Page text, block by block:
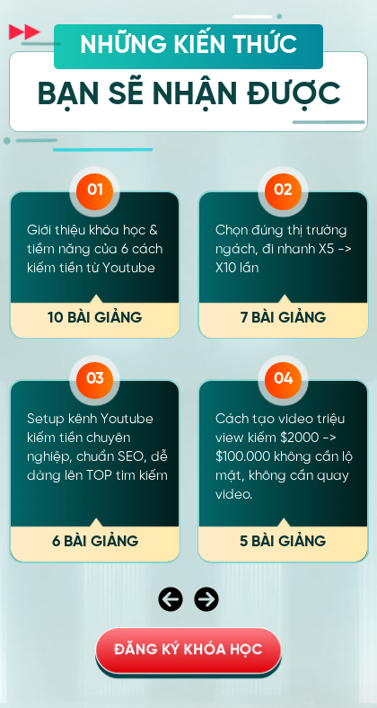
NHỮNG KIẾN THỨC
BẠN SẼ NHẬN ĐƯỢC
05
Làm chủ youtube, thấu
hiểu và điều khiển 6
nguồn traffic khổng lồ
6 BÀI GIẢNG
06
12 chiến lược triệu view,
x10 - x20 lần tốc độ
thông thường
13 BÀI GIẢNG
07
Công thức - lựa chọn
quan trọng hơn sự nỗ
lực & Sự khác biệt bứt
phá của 5% người xuất
7 BÀI GIẢNG
08
Yếu tố chiếm 80%
trong thành công
trong mọi lĩnh vực mà
bạn cần biết
5 BÀI GIẢNG
ĐĂNG KÝ KHÓA HỌC